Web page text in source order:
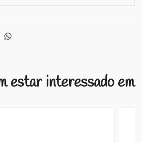
estar interessado em